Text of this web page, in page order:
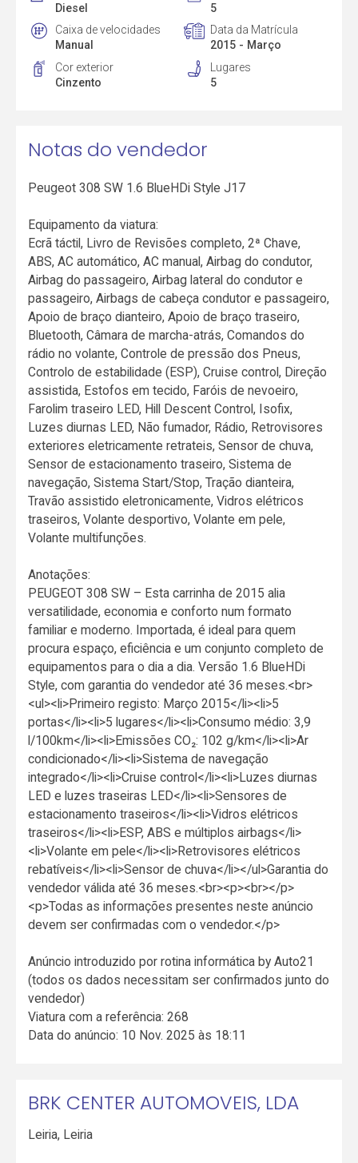
Diesel
5
Caixa de velocidades
Manual
Data da Matrícula
2015 - Março
Cor exterior
Cinzento
Lugares
5
Notas do vendedor
Peugeot 308 SW 1.6 BlueHDi Style J17
Equipamento da viatura:
Ecrã táctil, Livro de Revisões completo, 2ª Chave,
ABS, AC automático, AC manual, Airbag do condutor,
Airbag do passageiro, Airbag lateral do condutor e
passageiro, Airbags de cabeça condutor e passageiro,
Apoio de braço dianteiro, Apoio de braço traseiro,
Bluetooth, Câmara de marcha-atrás, Comandos do
rádio no volante, Controle de pressão dos Pneus,
Controlo de estabilidade (ESP), Cruise control, Direção
assistida, Estofos em tecido, Faróis de nevoeiro,
Farolim traseiro LED, Hill Descent Control, Isofix,
Luzes diurnas LED, Não fumador, Rádio, Retrovisores
exteriores eletricamente retrateis, Sensor de chuva,
Sensor de estacionamento traseiro, Sistema de
navegação, Sistema Start/Stop, Tração dianteira,
Travão assistido eletronicamente, Vidros elétricos
traseiros, Volante desportivo, Volante em pele,
Volante multifunções.
Anotações:
PEUGEOT 308 SW – Esta carrinha de 2015 alia
versatilidade, economia e conforto num formato
familiar e moderno. Importada, é ideal para quem
procura espaço, eficiência e um conjunto completo de
equipamentos para o dia a dia. Versão 1.6 BlueHDi
Style, com garantia do vendedor até 36 meses.<br>
<ul><li>Primeiro registo: Março 2015</li><li>5
portas</li><li>5 lugares</li><li>Consumo médio: 3,9
l/100km</li><li>Emissões CO₂: 102 g/km</li><li>Ar
condicionado</li><li>Sistema de navegação
integrado</li><li>Cruise control</li><li>Luzes diurnas
LED e luzes traseiras LED</li><li>Sensores de
estacionamento traseiros</li><li>Vidros elétricos
traseiros</li><li>ESP, ABS e múltiplos airbags</li>
<li>Volante em pele</li><li>Retrovisores elétricos
rebatíveis</li><li>Sensor de chuva</li></ul>Garantia do
vendedor válida até 36 meses.<br><p><br></p>
<p>Todas as informações presentes neste anúncio
devem ser confirmadas com o vendedor.</p>
Anúncio introduzido por rotina informática by Auto21
(todos os dados necessitam ser confirmados junto do
vendedor)
Viatura com a referência: 268
Data do anúncio: 10 Nov. 2025 às 18:11
BRK CENTER AUTOMOVEIS, LDA
Leiria, Leiria